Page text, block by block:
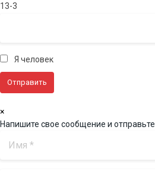
13-3
Я человек
×
Напишите свое сообщение и отправьте